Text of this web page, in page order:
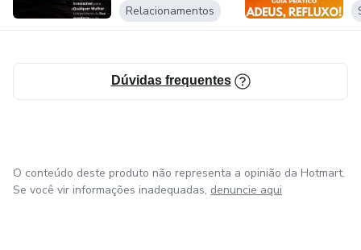
Relacionamentos
Dúvidas frequentes
O conteúdo deste produto não representa a opinião da Hotmart.
Se você vir informações inadequadas, denuncie aqui